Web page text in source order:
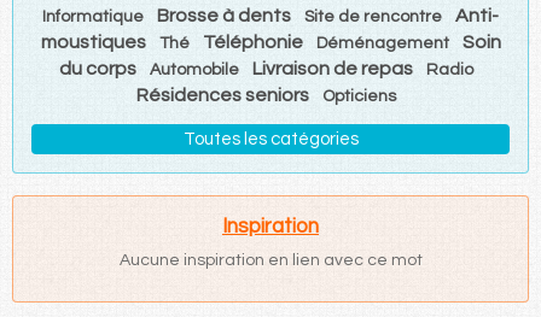
Informatique Brosse à dents Site de rencontre
Anti-
moustiques
Thé Téléphonie Déménagement
Soin
du corps
Automobile Livraison de repas Radio
Résidences seniors Opticiens
Toutes les catégories
Inspiration
Aucune inspiration en lien avec ce mot